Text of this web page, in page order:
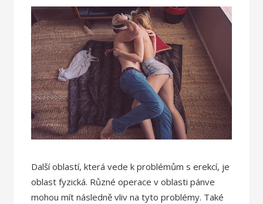
Další oblastí, která vede k problémům s erekcí, je
oblast fyzická. Různé operace v oblasti pánve
mohou mít následně vliv na tyto problémy. Také